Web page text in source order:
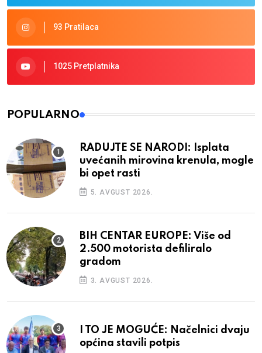
93 Pratilaca
1025 Pretplatnika
POPULARNO
RADUJTE SE NARODI: Isplata
uvećanih mirovina krenula, mogle
bi opet rasti
5. AVGUST 2026.
BIH CENTAR EUROPE: Više od
2.500 motorista defiliralo
gradom
3. AVGUST 2026.
I TO JE MOGUĆE: Načelnici dvaju
općina stavili potpis